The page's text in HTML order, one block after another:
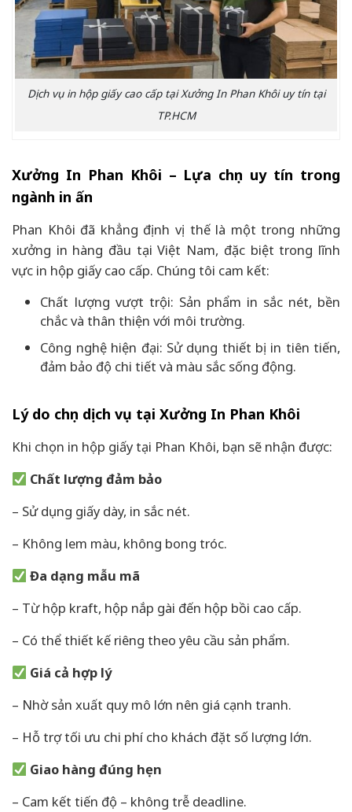
Dịch vụ in hộp giấy cao cấp tại Xưởng In Phan Khôi uy tín tại
TP.HCM
Xưởng In Phan Khôi – Lựa chọn uy tín trong
ngành in ấn
Phan Khôi đã khẳng định vị thế là một trong những
xưởng in hàng đầu tại Việt Nam, đặc biệt trong lĩnh
vực in hộp giấy cao cấp. Chúng tôi cam kết:
Chất lượng vượt trội: Sản phẩm in sắc nét, bền
chắc và thân thiện với môi trường.
Công nghệ hiện đại: Sử dụng thiết bị in tiên tiến,
đảm bảo độ chi tiết và màu sắc sống động.
Lý do chọn dịch vụ tại Xưởng In Phan Khôi
Khi chọn in hộp giấy tại Phan Khôi, bạn sẽ nhận được:
Chất lượng đảm bảo
– Sử dụng giấy dày, in sắc nét.
– Không lem màu, không bong tróc.
Đa dạng mẫu mã
– Từ hộp kraft, hộp nắp gài đến hộp bồi cao cấp.
– Có thể thiết kế riêng theo yêu cầu sản phẩm.
Giá cả hợp lý
– Nhờ sản xuất quy mô lớn nên giá cạnh tranh.
– Hỗ trợ tối ưu chi phí cho khách đặt số lượng lớn.
Giao hàng đúng hẹn
– Cam kết tiến độ – không trễ deadline.